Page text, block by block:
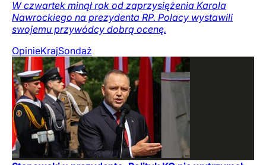
W czwartek minął rok od zaprzysiężenia Karola
Nawrockiego na prezydenta RP. Polacy wystawili
swojemu przywódcy dobrą ocenę.
OpinieKrajSondaż